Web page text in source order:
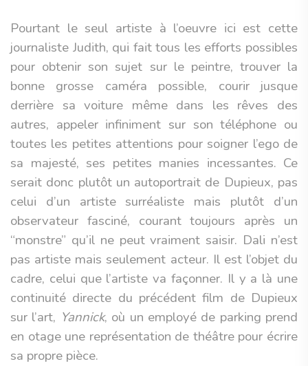
Pourtant le seul artiste à l’oeuvre ici est cette
journaliste Judith, qui fait tous les efforts possibles
pour obtenir son sujet sur le peintre, trouver la
bonne grosse caméra possible, courir jusque
derrière sa voiture même dans les rêves des
autres, appeler infiniment sur son téléphone ou
toutes les petites attentions pour soigner l’ego de
sa majesté, ses petites manies incessantes. Ce
serait donc plutôt un autoportrait de Dupieux, pas
celui d’un artiste surréaliste mais plutôt d’un
observateur fasciné, courant toujours après un
“monstre” qu’il ne peut vraiment saisir. Dali n’est
pas artiste mais seulement acteur. Il est l’objet du
cadre, celui que l’artiste va façonner. Il y a là une
continuité directe du précédent film de Dupieux
sur l’art, Yannick, où un employé de parking prend
en otage une représentation de théâtre pour écrire
sa propre pièce.